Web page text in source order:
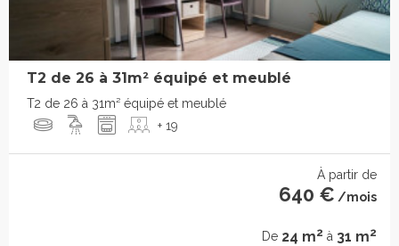
T2 de 26 à 31m² équipé et meublé
T2 de 26 à 31m² équipé et meublé
+ 19
À partir de
640 € /mois
De 24 m2 à 31 m2